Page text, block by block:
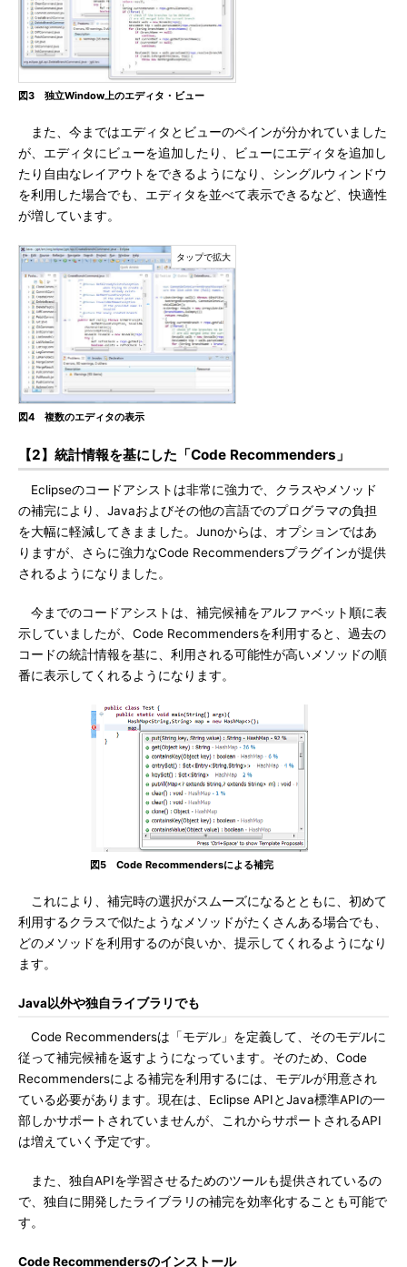
図3 独立Window上のエディタ・ビュー
また、今まではエディタとビューのペインが分かれていました
が、エディタにビューを追加したり、ビューにエディタを追加し
たり自由なレイアウトをできるようになり、シングルウィンドウ
を利用した場合でも、エディタを並べて表示できるなど、快適性
が増しています。
図4 複数のエディタの表示
【2】統計情報を基にした「Code Recommenders」
Eclipseのコードアシストは非常に強力で、クラスやメソッド
の補完により、Javaおよびその他の言語でのプログラマの負担
を大幅に軽減してきまました。Junoからは、オプションではあ
りますが、さらに強力なCode Recommendersプラグインが提供
されるようになりました。
今までのコードアシストは、補完候補をアルファベット順に表
示していましたが、Code Recommendersを利用すると、過去の
コードの統計情報を基に、利用される可能性が高いメソッドの順
番に表示してくれるようになります。
図5 Code Recommendersによる補完
これにより、補完時の選択がスムーズになるとともに、初めて
利用するクラスで似たようなメソッドがたくさんある場合でも、
どのメソッドを利用するのが良いか、提示してくれるようになり
ます。
Java以外や独自ライブラリでも
Code Recommendersは「モデル」を定義して、そのモデルに
従って補完候補を返すようになっています。そのため、Code
Recommendersによる補完を利用するには、モデルが用意され
ている必要があります。現在は、Eclipse APIとJava標準APIの一
部しかサポートされていませんが、これからサポートされるAPI
は増えていく予定です。
また、独自APIを学習させるためのツールも提供されているの
で、独自に開発したライブラリの補完を効率化することも可能で
す。
Code Recommendersのインストール